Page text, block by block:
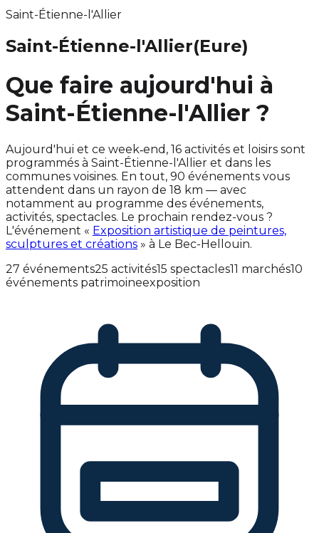
Saint-Étienne-l'Allier
Saint-Étienne-l'Allier(Eure)
Que faire aujourd'hui à
Saint-Étienne-l'Allier ?
Aujourd'hui et ce week‑end, 16 activités et loisirs sont
programmés à Saint-Étienne-l'Allier et dans les
communes voisines. En tout, 90 événements vous
attendent dans un rayon de 18 km — avec
notamment au programme des événements,
activités, spectacles. Le prochain rendez-vous ?
L'événement « Exposition artistique de peintures,
sculptures et créations » à Le Bec-Hellouin.
27 événements25 activités15 spectacles11 marchés10
événements patrimoineexposition